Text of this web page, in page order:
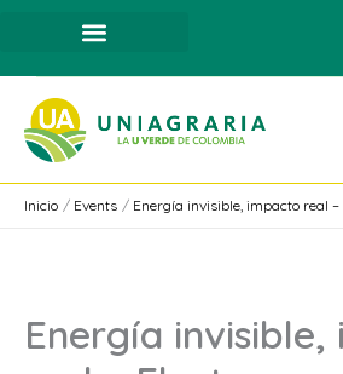
contenido
Inicio Events Energía invisible, impacto real
Energía